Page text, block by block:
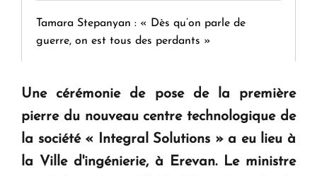
Tamara Stepanyan : « Dès qu’on parle de
guerre, on est tous des perdants »
" Tant qu'il n'existe pas d'alternative concrète, la
KASA : 30 ans d'audace, de résilience et d'avenir
en Arménie
Une cérémonie de pose de la première
pierre du nouveau centre technologique de
la société « Integral Solutions » a eu lieu à
la Ville d'ingénierie, à Erevan. Le ministre